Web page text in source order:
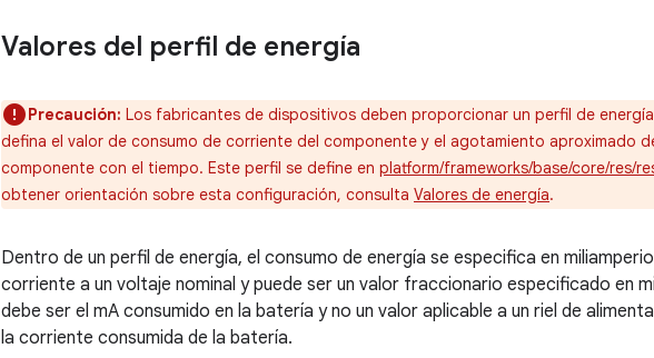
Valores del perfil de energía
Precaución: Los fabricantes de dispositivos deben proporcionar un perfil de
defina el valor de consumo de corriente del componente y el agotamiento aproximado
componente con el tiempo. Este perfil se define en platform/frameworks/base/core/res/
obtener orientación sobre esta configuración, consulta Valores de energía.
Dentro de un perfil de energía, el consumo de energía se especifica en
corriente a un voltaje nominal y puede ser un valor fraccionario especificado en
debe ser el mA consumido en la batería y no un valor aplicable a un riel de
la corriente consumida de la batería.